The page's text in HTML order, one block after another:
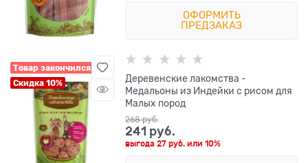
ОФОРМИТЬ
ПРЕДЗАКАЗ
Товар закончился
Скидка 10%
Деревенские лакомства -
Медальоны из Индейки с рисом для
Малых пород
268 руб.
241 руб.
выгода27 руб. или10%